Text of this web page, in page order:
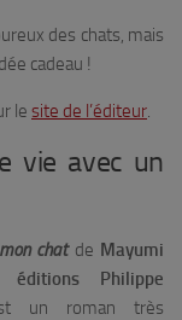
des chats, mais
cadeau !
le site de l’éditeur.
vie avec un
chatde Mayumi
éditions Philippe
un roman très